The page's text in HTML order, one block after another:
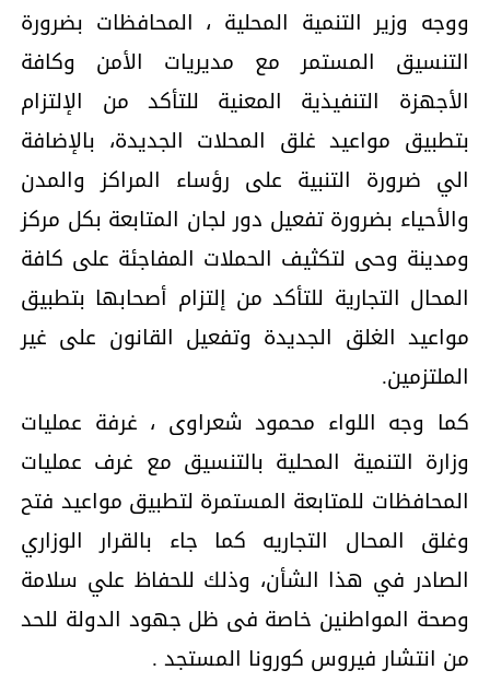
ووجه وزير التنمية المحلية ، المحافظات بضرورة
التنسيق المستمر مع مديريات الأمن وكافة
الأجهزة التنفيذية المعنية للتأكد من الإلتزام
بتطبيق مواعيد غلق المحلات الجديدة، بالإضافة
الي ضرورة التنبية على رؤساء المراكز والمدن
والأحياء بضرورة تفعيل دور لجان المتابعة بكل مركز
ومدينة وحى لتكثيف الحملات المفاجئة على كافة
المحال التجارية للتأكد من إلتزام أصحابها بتطبيق
مواعيد الغلق الجديدة وتفعيل القانون على غير
الملتزمين.
كما وجه اللواء محمود شعراوى ، غرفة عمليات
وزارة التنمية المحلية بالتنسيق مع غرف عمليات
المحافظات للمتابعة المستمرة لتطبيق مواعيد فتح
وغلق المحال التجاريه كما جاء بالقرار الوزاري
الصادر في هذا الشأن، وذلك للحفاظ علي سلامة
وصحة المواطنين خاصة فى ظل جهود الدولة للحد
من انتشار فيروس كورونا المستجد .